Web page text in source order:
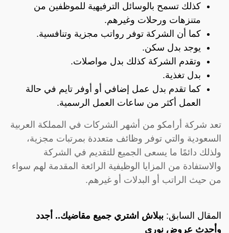
كذلك تسمح بالوسائل الترفيهية للموظفين من
متنزهات ورحلات وغيرهم.
كما أن الشركة توفر رواتب مجزية وتنافسية.
يوجد بدل سكن.
وتقدم الشركة كذلك بدل مواصلات.
بدل تغذية.
كما تقدم بدل عمل إضافي أو أوفر تايم في حالة
العمل أكثر من ساعات العمل الرسمية.
تعد شركة أرامكو من أشهر الشركات في المملكة العربية
السعودية والتي توفر وظائف متعددة بمرتبات مجزية،
ولذلك دائمًا ما يسعى الجميع للتقديم في الشركة
والاستفادة من المزايا الوظيفية الرائعة المقدمة لهم سواء
من حيث الراتب أو البدلات أو غيرهم.
المقال السابق: ببلاش اشتري جميع مقاضيك.. أجدد
وأحدث عروض نوري